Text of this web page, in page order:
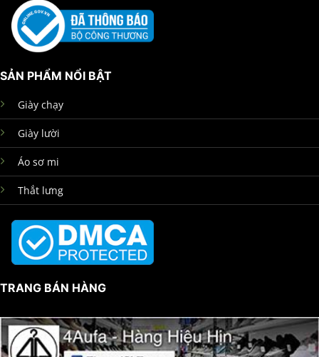
SẢN PHẨM NỔI BẬT
Giày chạy
Giày lười
Áo sơ mi
Thắt lưng
TRANG BÁN HÀNG